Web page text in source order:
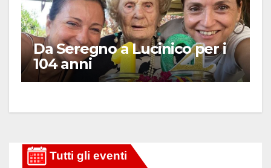
Da Seregno a Lucinico per i
104 anni